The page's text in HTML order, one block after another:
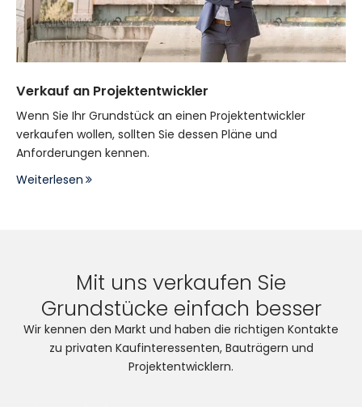
Verkauf an Projektentwickler
Wenn Sie Ihr Grundstück an einen Projektentwickler
verkaufen wollen, sollten Sie dessen Pläne und
Anforderungen kennen.
Weiterlesen
Mit uns verkaufen Sie
Grundstücke einfach besser
Wir kennen den Markt und haben die richtigen Kontakte
zu privaten Kaufinteressenten, Bauträgern und
Projektentwicklern.